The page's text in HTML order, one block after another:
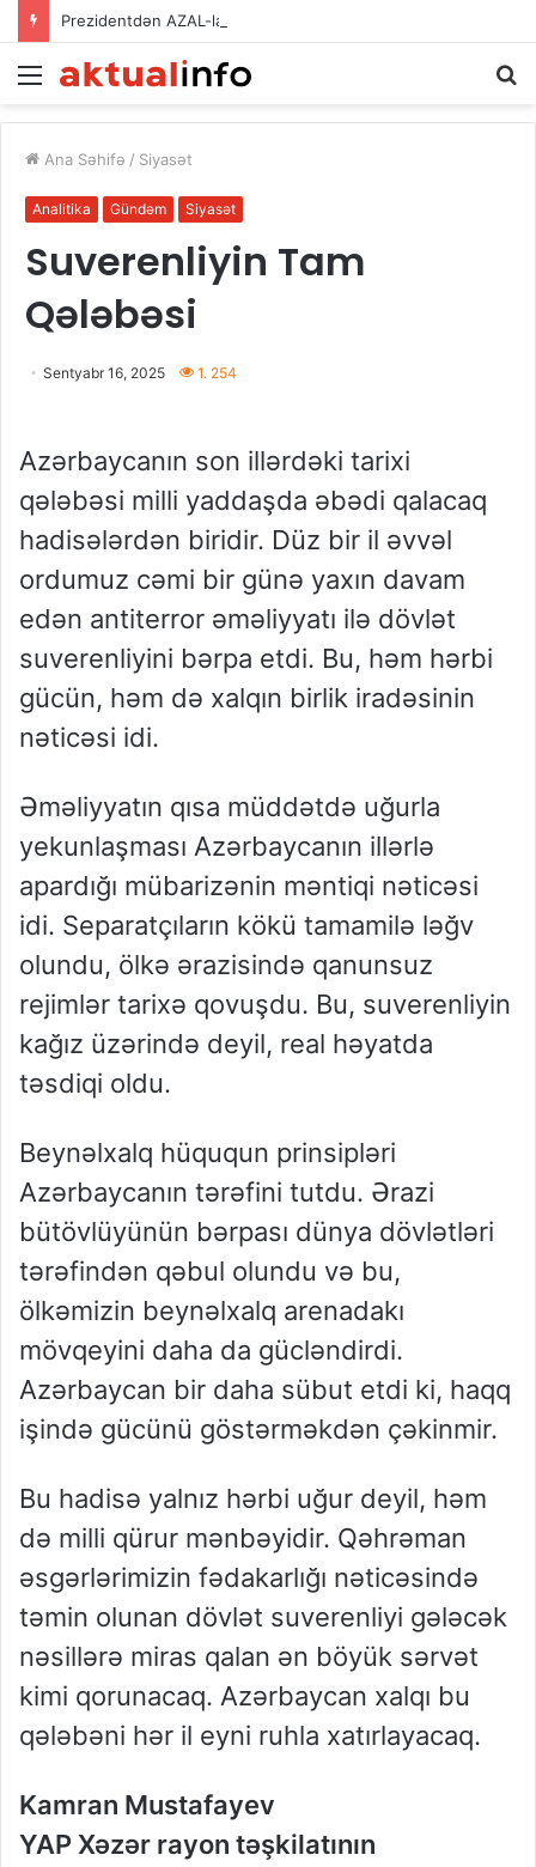
Prezidentdən AZAL-la bağlı FƏRMAN
Menu
Ana Səhifə / Siyasət
Analitika Gündəm Siyasət
Suverenliyin Tam
Qələbəsi
Sentyabr 16, 2025 1. 254
Azərbaycanın son illərdəki tarixi
qələbəsi milli yaddaşda əbədi qalacaq
hadisələrdən biridir. Düz bir il əvvəl
ordumuz cəmi bir günə yaxın davam
edən antiterror əməliyyatı ilə dövlət
suverenliyini bərpa etdi. Bu, həm hərbi
gücün, həm də xalqın birlik iradəsinin
nəticəsi idi.
Əməliyyatın qısa müddətdə uğurla
yekunlaşması Azərbaycanın illərlə
apardığı mübarizənin məntiqi nəticəsi
idi. Separatçıların kökü tamamilə ləğv
olundu, ölkə ərazisində qanunsuz
rejimlər tarixə qovuşdu. Bu, suverenliyin
kağız üzərində deyil, real həyatda
təsdiqi oldu.
Beynəlxalq hüququn prinsipləri
Azərbaycanın tərəfini tutdu. Ərazi
bütövlüyünün bərpası dünya dövlətləri
tərəfindən qəbul olundu və bu,
ölkəmizin beynəlxalq arenadakı
mövqeyini daha da gücləndirdi.
Azərbaycan bir daha sübut etdi ki, haqq
işində gücünü göstərməkdən çəkinmir.
Bu hadisə yalnız hərbi uğur deyil, həm
də milli qürur mənbəyidir. Qəhrəman
əsgərlərimizin fədakarlığı nəticəsində
təmin olunan dövlət suverenliyi gələcək
nəsillərə miras qalan ən böyük sərvət
kimi qorunacaq. Azərbaycan xalqı bu
qələbəni hər il eyni ruhla xatırlayacaq.
Kamran Mustafayev
YAP Xəzər rayon təşkilatının